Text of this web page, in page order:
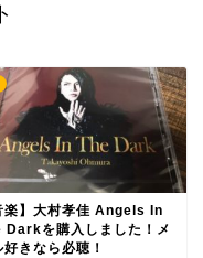
楽】大村孝佳 Angels In
Darkを購入しました！メ
好きなら必聴！